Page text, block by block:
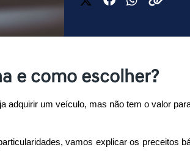
e como escolher?
adquirir um veículo, mas não tem o valor
vamos explicar os preceitos